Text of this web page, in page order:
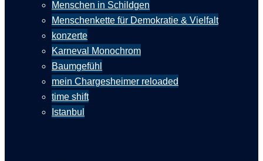
Menschen in Schildgen
Menschenkette für Demokratie & Vielfalt
konzerte
Karneval Monochrom
Baumgefühl
mein Chargesheimer reloaded
time shift
Istanbul